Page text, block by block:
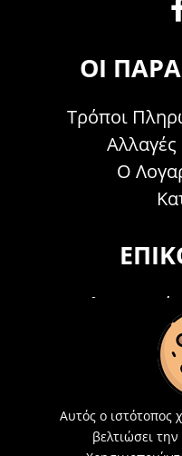
ΟΙ
Τρόποι
Ο
Τηλεφωνικά
Τ:
Αυτός ο ιστότοπος
βελτιώσει